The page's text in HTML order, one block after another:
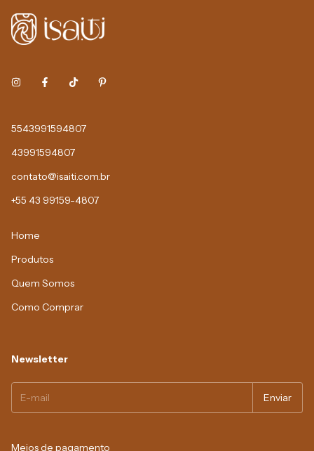
5543991594807
43991594807
contato@isaiti.com.br
+55 43 99159-4807
Home
Produtos
Quem Somos
Como Comprar
Newsletter
Meios de pagamento